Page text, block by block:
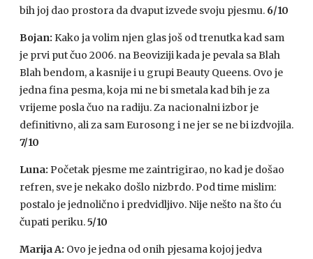
bih joj dao prostora da dvaput izvede svoju pjesmu. 6/10
Bojan: Kako ja volim njen glas još od trenutka kad sam
je prvi put čuo 2006. na Beoviziji kada je pevala sa Blah
Blah bendom, a kasnije i u grupi Beauty Queens. Ovo je
jedna fina pesma, koja mi ne bi smetala kad bih je za
vrijeme posla čuo na radiju. Za nacionalni izbor je
definitivno, ali za sam Eurosong i ne jer se ne bi izdvojila.
7/10
Luna: Početak pjesme me zaintrigirao, no kad je došao
refren, sve je nekako došlo nizbrdo. Pod time mislim:
postalo je jednolično i predvidljivo. Nije nešto na što ću
čupati periku.5/10
Marija A: Ovo je jedna od onih pjesama kojoj jedva